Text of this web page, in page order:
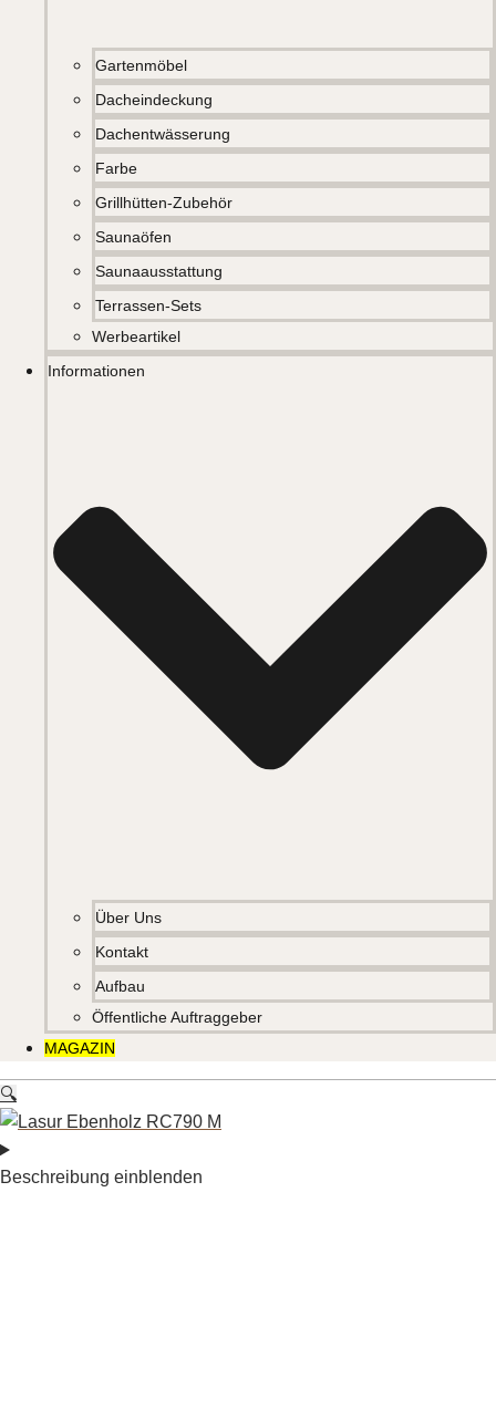
Gartenmöbel
Dacheindeckung
Dachentwässerung
Farbe
Grillhütten-Zubehör
Saunaöfen
Saunaausstattung
Terrassen-Sets
Werbeartikel
Informationen
Über Uns
Kontakt
Aufbau
Öffentliche Auftraggeber
MAGAZIN
🔍
Beschreibung einblenden